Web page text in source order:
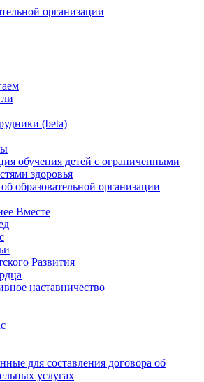
организации
(beta)
обучения детей с ограниченными
здоровья
образовательной организации
Вместе
Развития
наставничество
для составления договора об
услугах